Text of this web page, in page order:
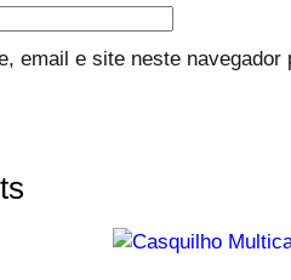
email e site neste